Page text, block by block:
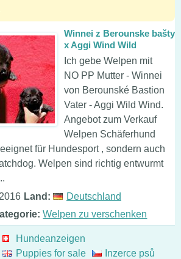
Winnei z Berounske bašty
x Aggi Wind Wild
Ich gebe Welpen mit
NO PP Mutter - Winnei
von Berounské Bastion
Vater - Aggi Wild Wind.
Angebot zum Verkauf
Welpen Schäferhund
für Hundesport , sondern auch
Welpen sind richtig entwurmt
Land:
Deutschland
Welpen zu verschenken
Hundeanzeigen
Puppies for sale Inzerce psů